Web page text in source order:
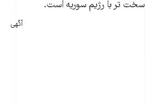
سخت تر با رژیم سوریه است.
آگهی